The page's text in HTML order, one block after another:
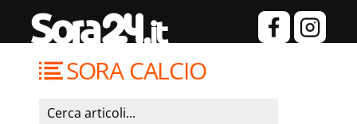
SORA CALCIO